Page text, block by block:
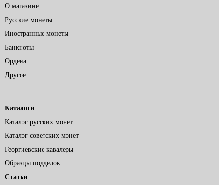
О магазине
Русские монеты
Иностранные монеты
Банкноты
Ордена
Другое
Каталоги
Каталог русских монет
Каталог советских монет
Георгиевские кавалеры
Образцы подделок
Статьи